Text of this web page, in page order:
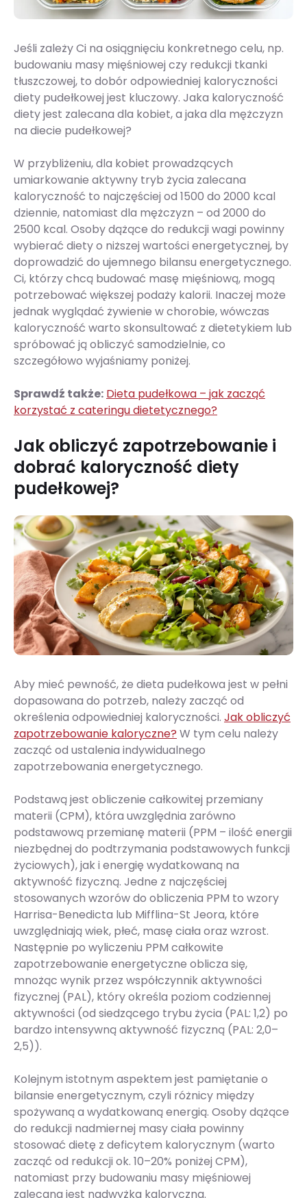
Jeśli zależy Ci na osiągnięciu konkretnego celu, np.
budowaniu masy mięśniowej czy redukcji tkanki
tłuszczowej, to dobór odpowiedniej kaloryczności
diety pudełkowej jest kluczowy. Jaka kaloryczność
diety jest zalecana dla kobiet, a jaka dla mężczyzn
na diecie pudełkowej?
W przybliżeniu, dla kobiet prowadzących
umiarkowanie aktywny tryb życia zalecana
kaloryczność to najczęściej od 1500 do 2000 kcal
dziennie, natomiast dla mężczyzn – od 2000 do
2500 kcal. Osoby dążące do redukcji wagi powinny
wybierać diety o niższej wartości energetycznej, by
doprowadzić do ujemnego bilansu energetycznego.
Ci, którzy chcą budować masę mięśniową, mogą
potrzebować większej podaży kalorii. Inaczej może
jednak wyglądać żywienie w chorobie, wówczas
kaloryczność warto skonsultować z dietetykiem lub
spróbować ją obliczyć samodzielnie, co
szczegółowo wyjaśniamy poniżej.
Sprawdź także: Dieta pudełkowa – jak zacząć
korzystać z cateringu dietetycznego?
Jak obliczyć zapotrzebowanie i
dobrać kaloryczność diety
pudełkowej?
Aby mieć pewność, że dieta pudełkowa jest w pełni
dopasowana do potrzeb, należy zacząć od
określenia odpowiedniej kaloryczności. Jak obliczyć
zapotrzebowanie kaloryczne? W tym celu należy
zacząć od ustalenia indywidualnego
zapotrzebowania energetycznego.
Podstawą jest obliczenie całkowitej przemiany
materii (CPM), która uwzględnia zarówno
podstawową przemianę materii (PPM – ilość energii
niezbędnej do podtrzymania podstawowych funkcji
życiowych), jak i energię wydatkowaną na
aktywność fizyczną. Jedne z najczęściej
stosowanych wzorów do obliczenia PPM to wzory
Harrisa-Benedicta lub Mifflina-St Jeora, które
uwzględniają wiek, płeć, masę ciała oraz wzrost.
Następnie po wyliczeniu PPM całkowite
zapotrzebowanie energetyczne oblicza się,
mnożąc wynik przez współczynnik aktywności
fizycznej (PAL), który określa poziom codziennej
aktywności (od siedzącego trybu życia (PAL: 1,2) po
bardzo intensywną aktywność fizyczną (PAL: 2,0–
2,5)).
Kolejnym istotnym aspektem jest pamiętanie o
bilansie energetycznym, czyli różnicy między
spożywaną a wydatkowaną energią. Osoby dążące
do redukcji nadmiernej masy ciała powinny
stosować dietę z deficytem kalorycznym (warto
zacząć od redukcji ok. 10–20% poniżej CPM),
natomiast przy budowaniu masy mięśniowej
zalecana jest nadwyżka kaloryczna.